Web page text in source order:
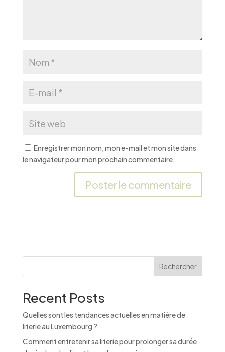
Enregistrer mon nom, mon e-mail et mon site dans
le navigateur pour mon prochain commentaire.
i
e
:
Rechercher
Recent Posts
Quelles sont les tendances actuelles en matière de
literie au Luxembourg ?
Comment entretenir sa literie pour prolonger sa durée